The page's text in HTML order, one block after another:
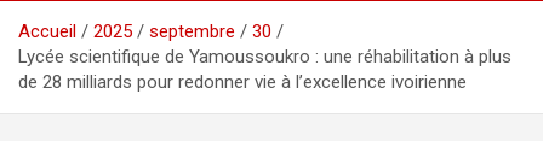
Accueil 2025 septembre
30
Lycée scientifique de Yamoussoukro : une réhabilitation à plus
de 28 milliards pour redonner vie à l’excellence ivoirienne